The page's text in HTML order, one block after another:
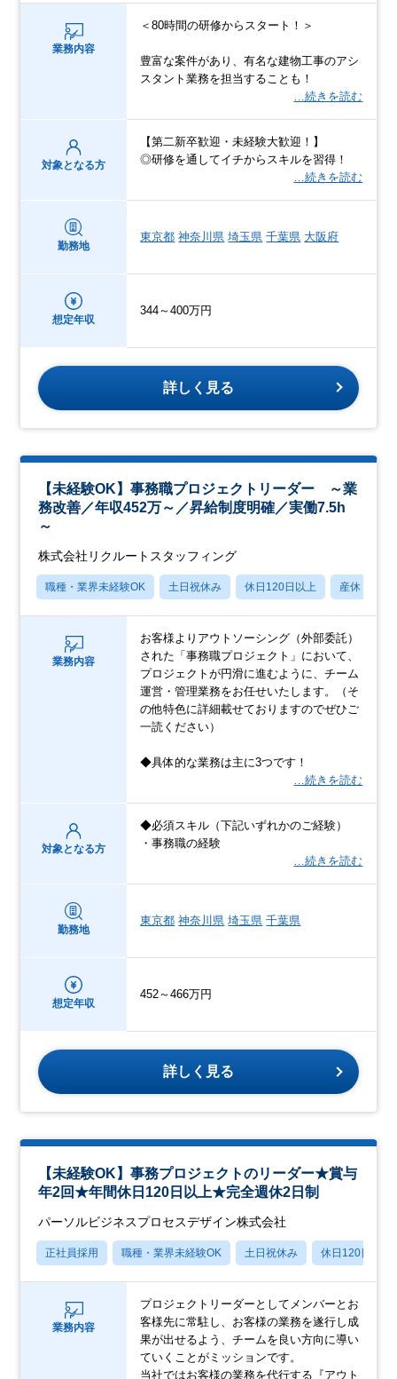
業務内容
＜80時間の研修からスタート！＞
豊富な案件があり、有名な建物工事のアシ
スタント業務を担当することも！
…続きを読む
対象となる方
【第二新卒歓迎・未経験大歓迎！】
◎研修を通してイチからスキルを習得！
…続きを読む
勤務地
東京都 神奈川県 埼玉県 千葉県 大阪府
想定年収
344～400万円
詳しく見る
【未経験OK】事務職プロジェクトリーダー ～業
務改善／年収452万～／昇給制度明確／実働7.5h
～
株式会社リクルートスタッフィング
職種・業界未経験OK 土日祝休み 休日120日以上 産休・育休
業務内容
お客様よりアウトソーシング（外部委託）
された「事務職プロジェクト」において、
プロジェクトが円滑に進むように、チーム
運営・管理業務をお任せいたします。（そ
の他特色に詳細載せておりますのでぜひご
一読ください）
◆具体的な業務は主に3つです！
…続きを読む
対象となる方
◆必須スキル（下記いずれかのご経験）
・事務職の経験
…続きを読む
勤務地
東京都 神奈川県 埼玉県 千葉県
想定年収
452～466万円
詳しく見る
【未経験OK】事務プロジェクトのリーダー★賞与
年2回★年間休日120日以上★完全週休2日制
パーソルビジネスプロセスデザイン株式会社
正社員採用 職種・業界未経験OK 土日祝休み 休日120日以上
業務内容
プロジェクトリーダーとしてメンバーとお
客様先に常駐し、お客様の業務を遂行し成
果が出せるよう、チームを良い方向に導い
ていくことがミッションです。
当社ではお客様の業務を代行する『アウト